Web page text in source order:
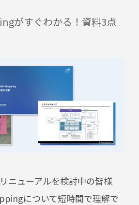
がすぐわかる！ 資料3点
ニューアルを検討中の皆様
について短時間で理解で